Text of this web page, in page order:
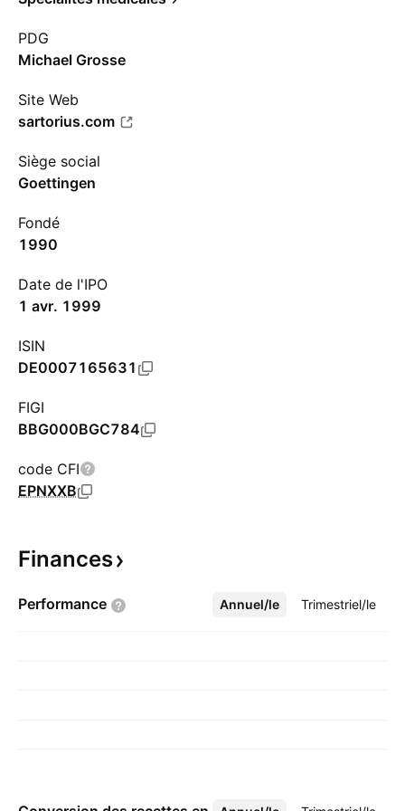
PDG
Michael Grosse
Site Web
sartorius.com
Siège social
Goettingen
Fondé
1990
Date de l'IPO
1 avr. 1999
ISIN
DE0007165631
FIGI
BBG000BGC784
code CFI
EPNXXB
Finances
Performance Annuel/le Trimestriel/le
Plus